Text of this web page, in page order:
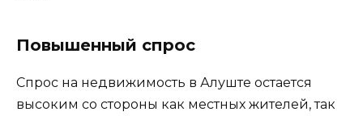
Повышенный спрос
Спрос на недвижимость в Алуште остается
высоким со стороны как местных жителей, так